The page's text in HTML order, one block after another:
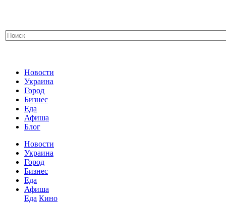
Новости
Украина
Город
Бизнес
Еда
Афиша
Блог
Новости
Украина
Город
Бизнес
Еда
Афиша
Еда Кино